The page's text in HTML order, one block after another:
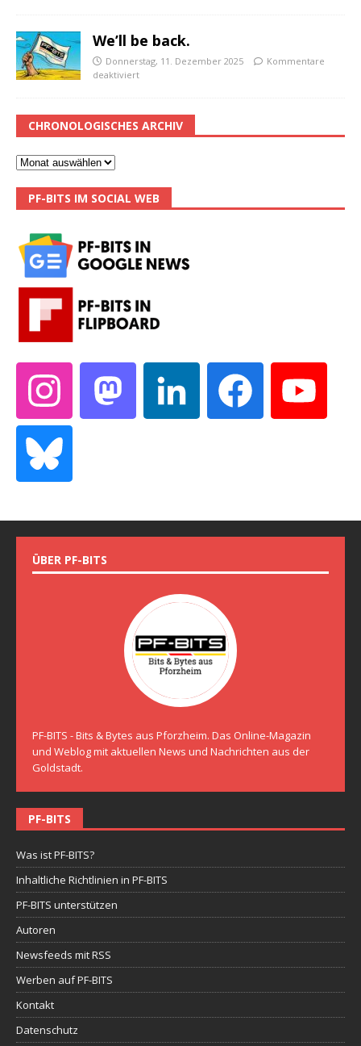
We’ll be back.
Donnerstag, 11. Dezember 2025
Kommentare
deaktiviert
CHRONOLOGISCHES ARCHIV
PF-BITS IM SOCIAL WEB
ÜBER PF-BITS
PF-BITS - Bits & Bytes aus Pforzheim. Das Online-Magazin
und Weblog mit aktuellen News und Nachrichten aus der
Goldstadt.
PF-BITS
Was ist PF-BITS?
Inhaltliche Richtlinien in PF-BITS
PF-BITS unterstützen
Autoren
Newsfeeds mit RSS
Werben auf PF-BITS
Kontakt
Datenschutz